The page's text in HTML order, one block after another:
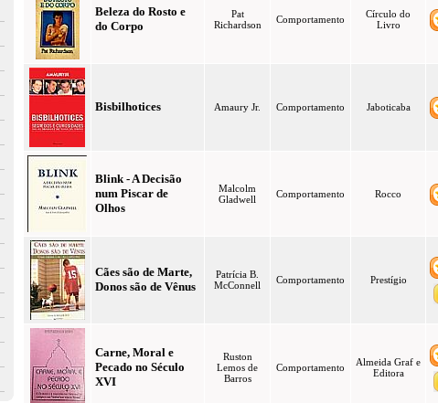
Beleza do Rosto e
do Corpo
Pat
Richardson
Comportamento
Círculo do
Livro
Bisbilhotices Amaury Jr. Comportamento Jaboticaba
Blink - A Decisão
num Piscar de
Olhos
Malcolm
Gladwell
Comportamento Rocco
Cães são de Marte,
Donos são de Vênus
Patrícia B.
McConnell
Comportamento Prestígio
Carne, Moral e
Pecado no Século
XVI
Ruston
Lemos de
Barros
Comportamento
Almeida Graf e
Editora